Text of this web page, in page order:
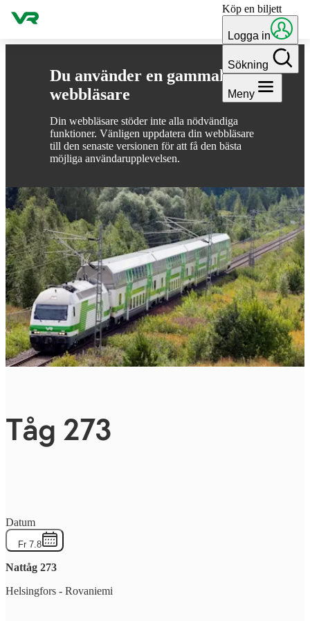
Du använder en gammal
webbläsare
Din webbläsare stöder inte alla nödvändiga
funktioner. Vänligen uppdatera din webbläsare
till den senaste versionen för att få den bästa
möjliga användarupplevelsen.
Gå till innehållet Köp en biljett
Logga in
Sökning
Meny
Tåg 273
Datum
Fr 7.8
Nattåg 273
Helsingfors - Rovaniemi